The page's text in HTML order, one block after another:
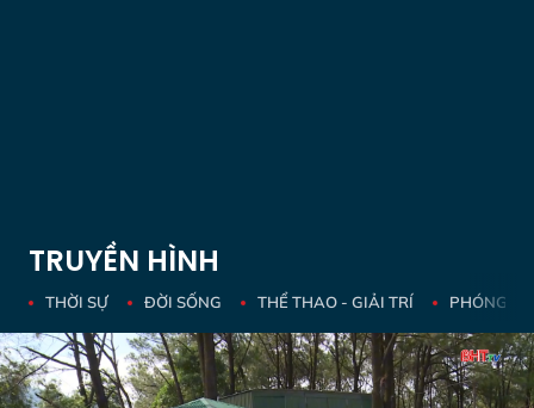
TRUYỀN HÌNH
THỜI SỰ ĐỜI SỐNG THỂ THAO - GIẢI TRÍ PHÓNG